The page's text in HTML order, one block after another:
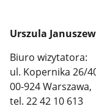
Urszula
Biuro wizytatora:
ul. Kopernika 26/
00-924 Warszawa,
tel. 22 42 10 613